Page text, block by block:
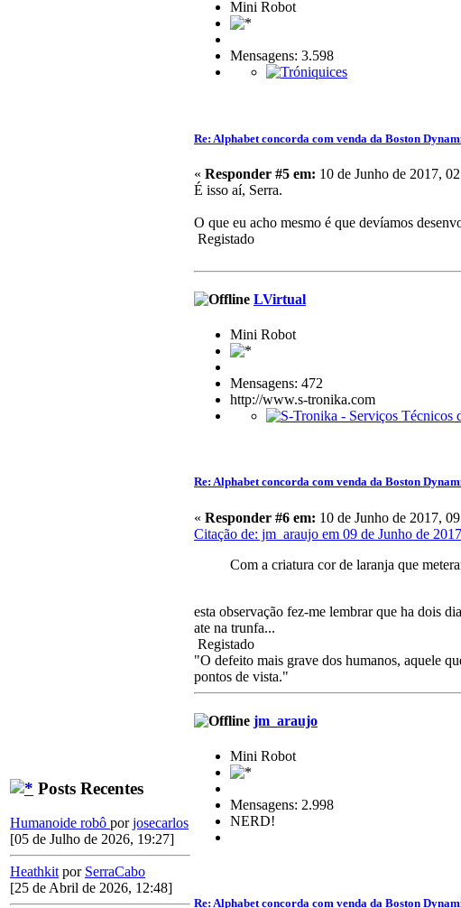
Posts Recentes
Humanoide robô porjosecarlos
[05 de Julho de 2026, 19:27]
Heathkit por SerraCabo
[25 de Abril de 2026, 12:48]
Mini Robot
Mensagens: 3.598
Re: Alphabet concorda com venda da Boston
« Responder #5 em: 10 de Junho de 2017,
É isso aí, Serra.
O que eu acho mesmo é que devíamos
Registado
LVirtual
Mini Robot
Mensagens: 472
http://www.s-tronika.com
Re: Alphabet concorda com venda da Boston
« Responder #6 em: 10 de Junho de 2017,
Citação de: jm_araujo em 09 de Junho de
Com a criatura cor de laranja que
esta observação fez-me lembrar que ha dois
ate na trunfa...
Registado
"O defeito mais grave dos humanos, aquele
pontos de vista."
jm_araujo
Mini Robot
Mensagens: 2.998
NERD!
Re: Alphabet concorda com venda da Boston